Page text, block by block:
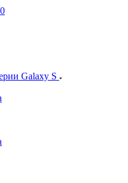
Galaxy S